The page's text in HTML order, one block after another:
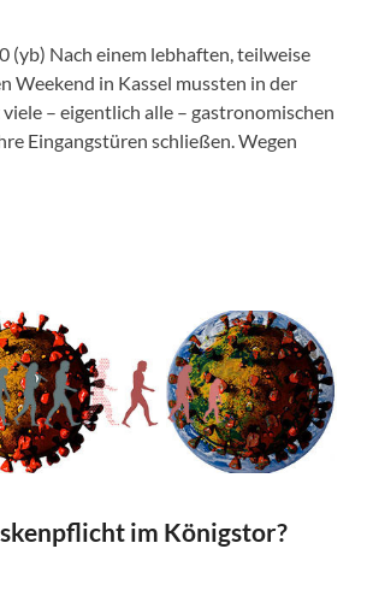
(yb) Nach einem lebhaften, teilweise
Weekend in Kassel mussten in der
– eigentlich alle – gastronomischen
Eingangstüren schließen. Wegen
im Königstor?